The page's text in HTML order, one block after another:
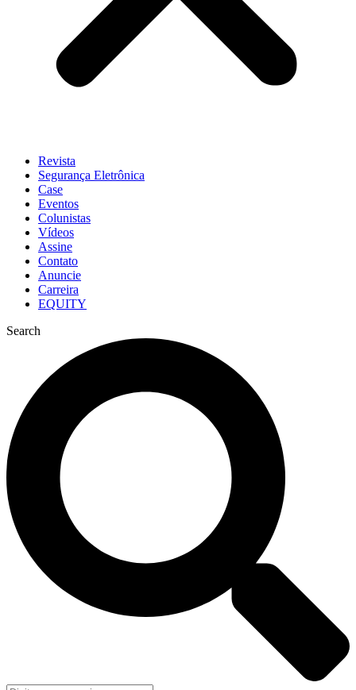
Revista
Segurança Eletrônica
Case
Eventos
Colunistas
Vídeos
Assine
Contato
Anuncie
Carreira
EQUITY
Search